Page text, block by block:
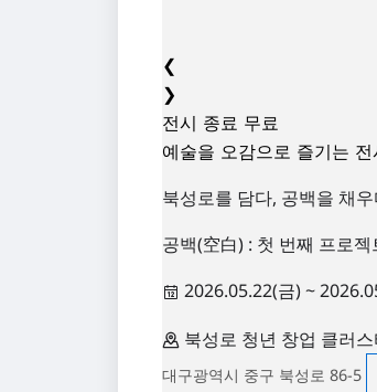
❮
❯
전시 종료 무료
예술을 오감으로 즐기는
북성로를 담다, 공백을 채
공백(空白) : 첫 번째 프로젝
2026.05.22(금) ~
북성로 청년 창업 클러스
대구광역시 중구 북성로 86-5